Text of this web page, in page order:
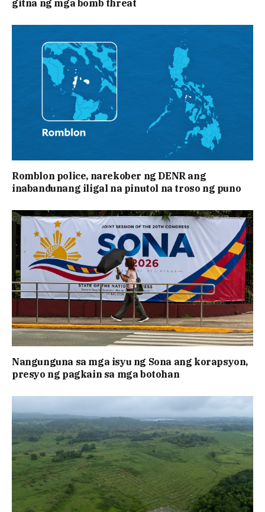
gitna ng mga bomb threat
Romblon police, narekober ng DENR ang
inabandunang iligal na pinutol na troso ng puno
Nangunguna sa mga isyu ng Sona ang korapsyon,
presyo ng pagkain sa mga botohan